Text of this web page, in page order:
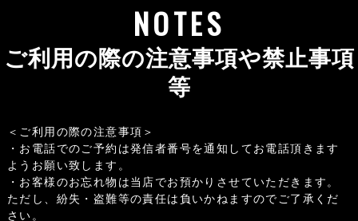
NOTES
ご利用の際の注意事項や禁止事項
等
＜ご利用の際の注意事項＞
・お電話でのご予約は発信者番号を通知してお電話頂きます
ようお願い致します。
・お客様のお忘れ物は当店でお預かりさせていただきます。
ただし、紛失・盗難等の責任は負いかねますのでご了承くだ
さい。